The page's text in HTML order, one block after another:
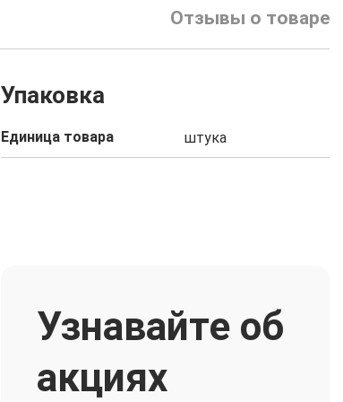
Отзывы о товаре
Упаковка
Единица товара штука
Узнавайте об
акциях